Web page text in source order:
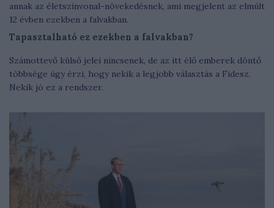
annak az életszínvonal-növekedésnek, ami megjelent az elmúlt
12 évben ezekben a falvakban.
Tapasztalható ez ezekben a falvakban?
Számottevő külső jelei nincsenek, de az itt élő emberek döntő
többsége úgy érzi, hogy nekik a legjobb választás a Fidesz.
Nekik jó ez a rendszer.